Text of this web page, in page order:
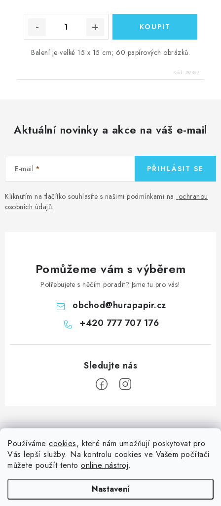
Používáme cookies, které nám umožňují poskytovat pro
Vás lepší služby. Na kontrolu cookies ve Vašem počítači
můžete použít tento online nástroj.
Nastavení
Balení je velké 15 x 15 cm; 60 papírových obrázků.
Kód: 89397
Aktuální novinky a akce na váš e-mail
E-mail
Kliknutím na tlačítko souhlasíte s našimi podmínkami na ochranou
osobních údajů.
PŘIHLÁSIT SE
Pomůžeme vám s výběrem
Potřebujete s něčím poradit? Jsme tu pro vás!
obchod@hurapapir.cz
+420 777 707 176
á
Doprava
Nepřehlédněte
Blog s nápady a návody
Slovník pojmů, české návody